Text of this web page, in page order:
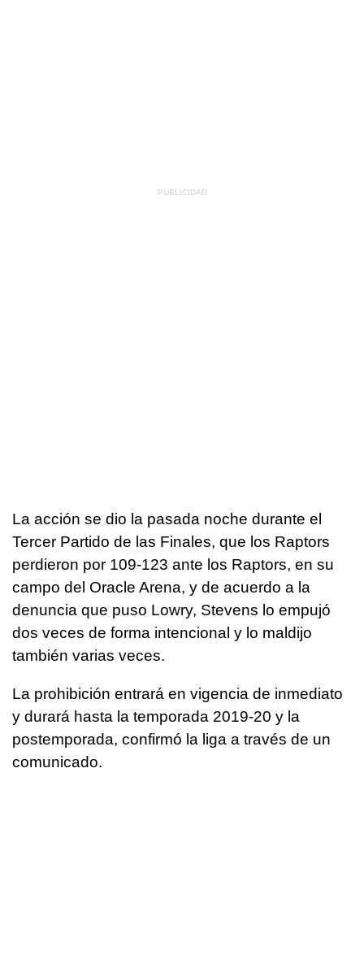
La acción se dio la pasada noche durante el
Tercer Partido de las Finales, que los Raptors
perdieron por 109-123 ante los Raptors, en su
campo del Oracle Arena, y de acuerdo a la
denuncia que puso Lowry, Stevens lo empujó
dos veces de forma intencional y lo maldijo
también varias veces.
La prohibición entrará en vigencia de inmediato
y durará hasta la temporada 2019-20 y la
postemporada, confirmó la liga a través de un
comunicado.